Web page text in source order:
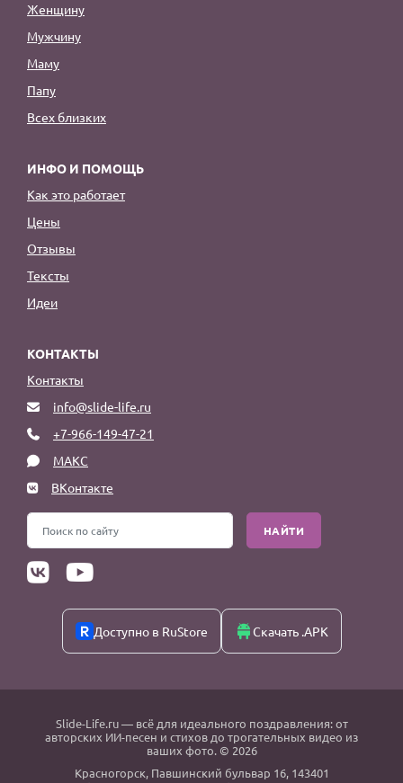
Женщину
Мужчину
Маму
Папу
Всех близких
ИНФО И ПОМОЩЬ
Как это работает
Цены
Отзывы
Тексты
Идеи
КОНТАКТЫ
Контакты
info@slide-life.ru
+7-966-149-47-21
МАКС
ВКонтакте
НАЙТИ
Доступно в RuStore Скачать .APK
Slide-Life.ru— всё для идеального поздравления: от
авторских ИИ-песен и стихов до трогательных видео из
ваших фото. © 2026
Красногорск, Павшинский бульвар 16, 143401